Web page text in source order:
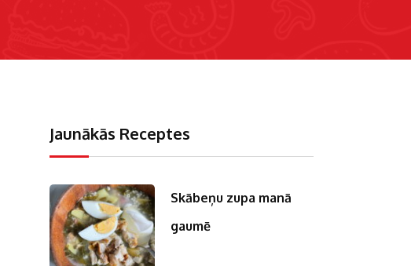
Jaunākās Receptes
Skābeņu zupa manā
gaumē